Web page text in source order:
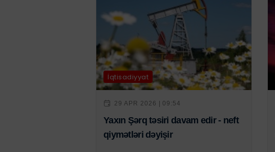
İqtisadiyyat
29 APR 2026 | 09:54
Yaxın Şərq təsiri davam edir - neft
qiymətləri dəyişir